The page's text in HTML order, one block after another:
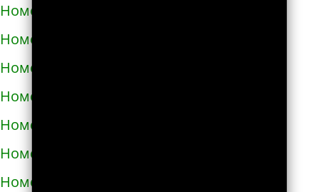
Номера телефонов такси в Пятихатках
Номера телефонов такси в Раздельной
Номера телефонов такси в Ракитном
Номера телефонов такси в Рахове
Номера телефонов такси в Рени
Номера телефонов такси в Ровно
Номера телефонов такси в Ромнах